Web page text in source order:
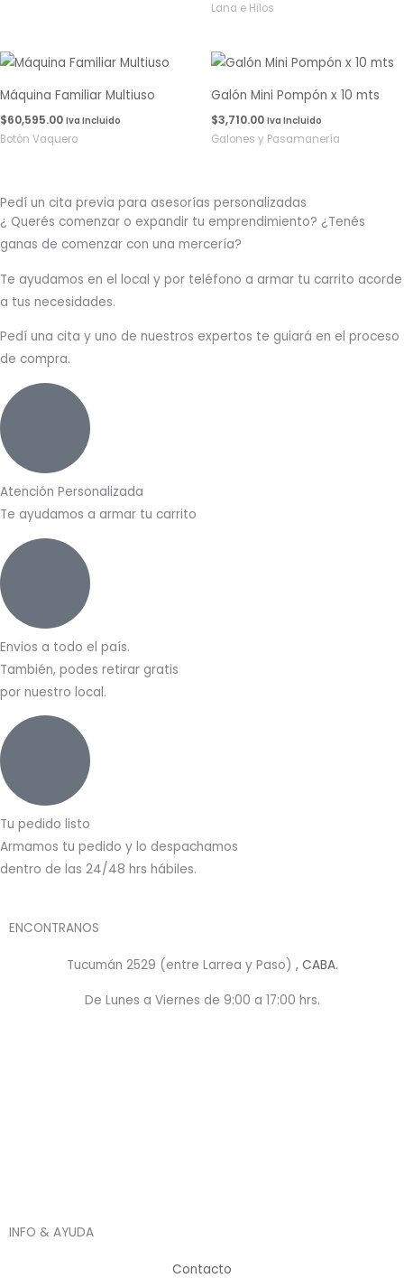
Lana e Hilos
Máquina Familiar Multiuso
$60,595.00 Iva Incluido
Botón Vaquero
Galón Mini Pompón x 10 mts
$3,710.00 Iva Incluido
Galones y Pasamanería
Pedí un cita previa para asesorías personalizadas
¿ Querés comenzar o expandir tu emprendimiento? ¿Tenés
ganas de comenzar con una mercería?
Te ayudamos en el local y por teléfono a armar tu carrito acorde
a tus necesidades.
Pedí una cita y uno de nuestros expertos te guiará en el proceso
de compra.
Atención Personalizada
Te ayudamos a armar tu carrito
Envios a todo el país.
También, podes retirar gratis
por nuestro local.
Tu pedido listo
Armamos tu pedido y lo despachamos
dentro de las 24/48 hrs hábiles.
ENCONTRANOS
Tucumán 2529 (entre Larrea y Paso) , CABA.
De Lunes a Viernes de 9:00 a 17:00 hrs.
INFO & AYUDA
Contacto